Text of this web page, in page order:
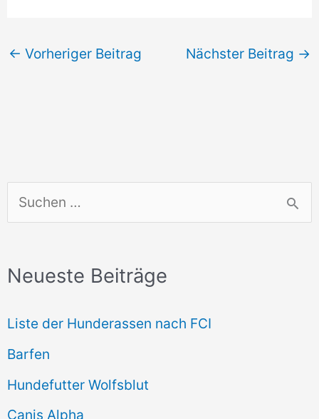
u
h
n
n
a
c
Neueste Beiträge
Liste der Hunderassen nach FCI
Barfen
Hundefutter Wolfsblut
Canis Alpha
← Vorheriger Beitrag Nächster Beitrag →